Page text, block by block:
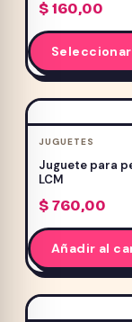
$160,00
JUGUETES
Juguete para
LCM
$760,00
Añadir al